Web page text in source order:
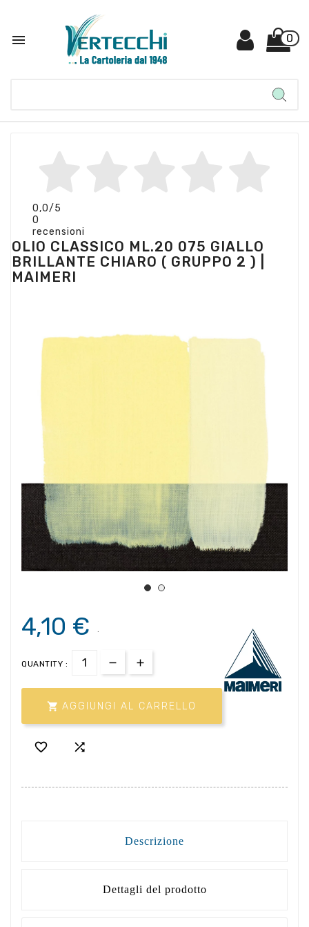
 0
0,0/5
0
recensioni
OLIO CLASSICO ML.20 075 GIALLO
BRILLANTE CHIARO ( GRUPPO 2 ) |
MAIMERI
4,10 € .
QUANTITY :
 AGGIUNGI AL CARRELLO
 
Descrizione
Dettagli del prodotto